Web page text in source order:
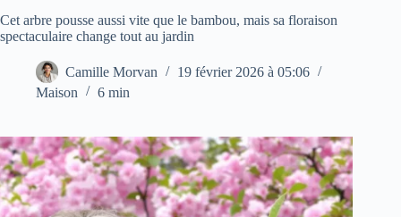
Cet arbre pousse aussi vite que le bambou, mais sa floraison
spectaculaire change tout au jardin
Camille Morvan
19 février 2026 à 05:06
Maison
6 min